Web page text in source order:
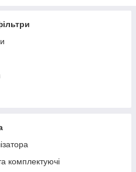
комплектуючі